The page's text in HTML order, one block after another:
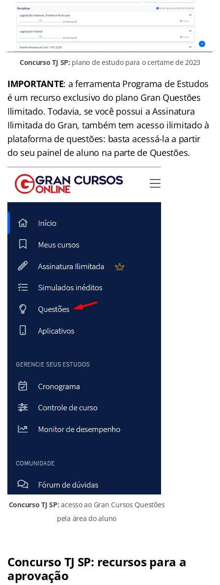
Concurso TJ SP: plano de estudo para o certame de 2023
IMPORTANTE: a ferramenta Programa de Estudos
é um recurso exclusivo do plano Gran Questões
Ilimitado. Todavia, se você possui a Assinatura
Ilimitada do Gran, também tem acesso ilimitado à
plataforma de questões: basta acessá-la a partir
do seu painel de aluno na parte de Questões.
Concurso TJ SP: acesso ao Gran Cursos Questões
pela área do aluno
Concurso TJ SP: recursos para a
aprovação